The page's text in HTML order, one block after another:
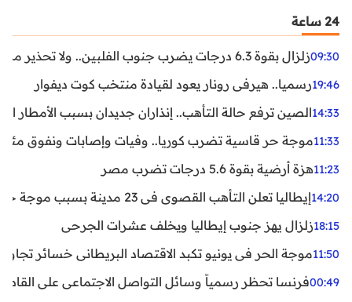
24 ساعة
09:30زلزال بقوة 6.3 درجات يضرب جنوب الفلبين.. ولا تحذير من تسونامي حتى الآن
19:46رسميا.. هيرفي رونار يعود لقيادة منتخب كوت ديفوار
14:33الصين ترفع حالة التأهب.. إنذاران جديدان بسبب الأمطار
11:33موجة حر قاسية تضرب كوريا.. وفيات وإصابات ونفوق مئات
11:23هزة أرضية بقوة 5.6 درجات تضرب مصر
14:20إيطاليا تعلن التأهب القصوى في 23 مدينة بسبب موجة حر شديدة
18:15زلزال يهز جنوب إيطاليا ويخلف عشرات الجرحى
11:50موجة الحر في يونيو تكبد الاقتصاد البريطاني خسائر تجاوزت 1.5 مليار
00:49فرنسا تحظر رسمياً وسائل التواصل الاجتماعي على القاصرين